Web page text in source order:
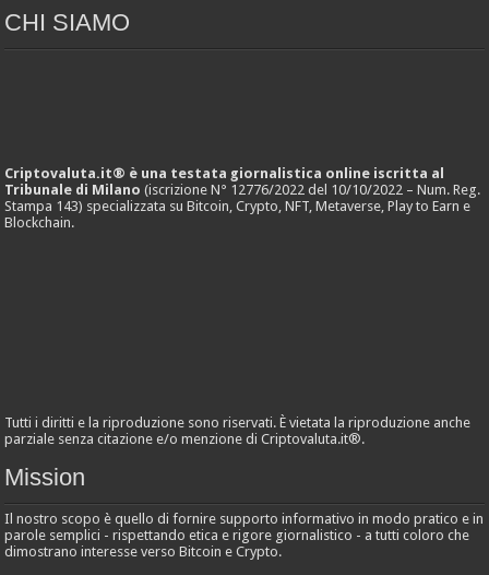
CHI SIAMO
Criptovaluta.it® è una testata giornalistica online iscritta al
Tribunale di Milano (iscrizione N° 12776/2022 del 10/10/2022 – Num. Reg.
Stampa 143) specializzata su Bitcoin, Crypto, NFT, Metaverse, Play to Earn e
Blockchain.
Tutti i diritti e la riproduzione sono riservati. È vietata la riproduzione anche
parziale senza citazione e/o menzione di Criptovaluta.it®.
Mission
Il nostro scopo è quello di fornire supporto informativo in modo pratico e in
parole semplici - rispettando etica e rigore giornalistico - a tutti coloro che
dimostrano interesse verso Bitcoin e Crypto.